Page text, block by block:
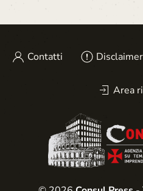
Contatti Disclaimer
Area